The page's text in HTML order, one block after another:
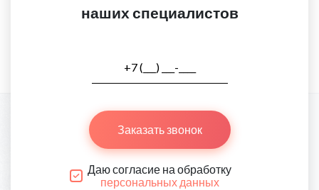
наших специалистов
Заказать звонок
Даю согласие на обработку
персональных данных